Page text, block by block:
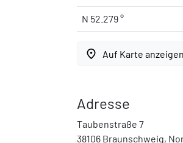
N 52.279 °
place Auf Karte anzeigen
Adresse
Taubenstraße 7
38106 Braunschweig,